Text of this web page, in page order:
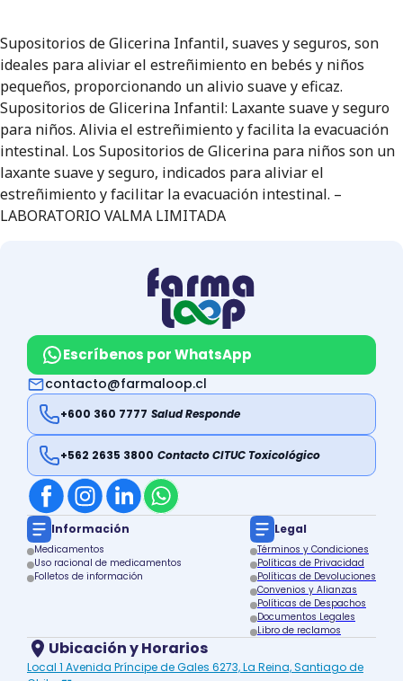
Supositorios de Glicerina Infantil, suaves y seguros, son
ideales para aliviar el estreñimiento en bebés y niños
pequeños, proporcionando un alivio suave y eficaz.
Supositorios de Glicerina Infantil: Laxante suave y seguro
para niños. Alivia el estreñimiento y facilita la evacuación
intestinal. Los Supositorios de Glicerina para niños son un
laxante suave y seguro, indicados para aliviar el
estreñimiento y facilitar la evacuación intestinal. –
LABORATORIO VALMA LIMITADA
Escríbenos por WhatsApp
contacto@farmaloop.cl
+600 360 7777 Salud Responde
+562 2635 3800 Contacto CITUC Toxicológico
Información
Medicamentos
Uso racional de medicamentos
Folletos de información
Legal
Términos y Condiciones
Políticas de Privacidad
Políticas de Devoluciones
Convenios y Alianzas
Políticas de Despachos
Documentos Legales
Libro de reclamos
Ubicación y Horarios
Local 1 Avenida Príncipe de Gales 6273, La Reina, Santiago de